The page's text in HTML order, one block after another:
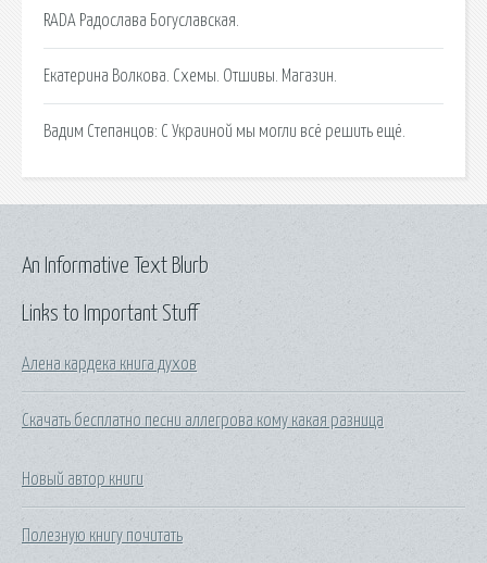
RADA Радослава Богуславская.
Екатерина Волкова. Схемы. Отшивы. Магазин.
Вадим Степанцов: С Украиной мы могли всё решить ещё.
Links to Important Stuff
Алена кардека книга духов
Скачать бесплатно песни аллегрова кому какая разница
Новый автор книги
Полезную книгу почитать
An Informative Text Blurb